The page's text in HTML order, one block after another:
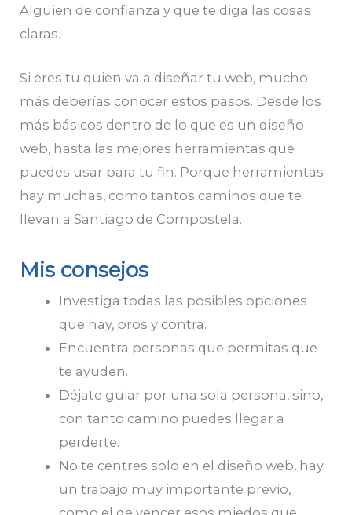
Alguien de confianza y que te diga las cosas
claras.
Si eres tu quien va a diseñar tu web, mucho
más deberías conocer estos pasos. Desde los
más básicos dentro de lo que es un diseño
web, hasta las mejores herramientas que
puedes usar para tu fin. Porque herramientas
hay muchas, como tantos caminos que te
llevan a Santiago de Compostela.
Mis consejos
Investiga todas las posibles opciones
que hay, pros y contra.
Encuentra personas que permitas que
te ayuden.
Déjate guiar por una sola persona, sino,
con tanto camino puedes llegar a
perderte.
No te centres solo en el diseño web, hay
un trabajo muy importante previo,